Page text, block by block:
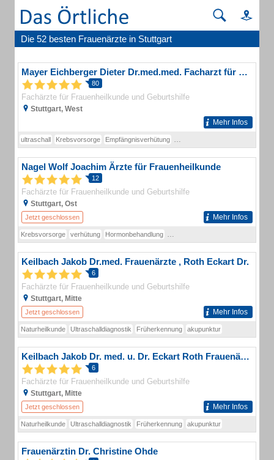
Die 52 besten Frauenärzte in Stuttgart
Mayer Eichberger Dieter Dr.med.med. Facharzt für Frauenheilkunde und Geburtshilfe
80
Fachärzte für Frauenheilkunde und Geburtshilfe
Stuttgart, West
Mehr Infos
ultraschall Krebsvorsorge Empfängnisverhütung
Nagel Wolf Joachim Ärzte für Frauenheilkunde
12
Fachärzte für Frauenheilkunde und Geburtshilfe
Stuttgart, Ost
Jetzt geschlossen Mehr Infos
Krebsvorsorge verhütung Hormonbehandlung
Keilbach Jakob Dr.med. Frauenärzte , Roth Eckart Dr.
6
Fachärzte für Frauenheilkunde und Geburtshilfe
Stuttgart, Mitte
Jetzt geschlossen Mehr Infos
Naturheilkunde Ultraschalldiagnostik Früherkennung akupunktur
Keilbach Jakob Dr. med. u. Dr. Eckart Roth Frauenärzte
6
Fachärzte für Frauenheilkunde und Geburtshilfe
Stuttgart, Mitte
Jetzt geschlossen Mehr Infos
Naturheilkunde Ultraschalldiagnostik Früherkennung akupunktur
Frauenärztin Dr. Christine Ohde